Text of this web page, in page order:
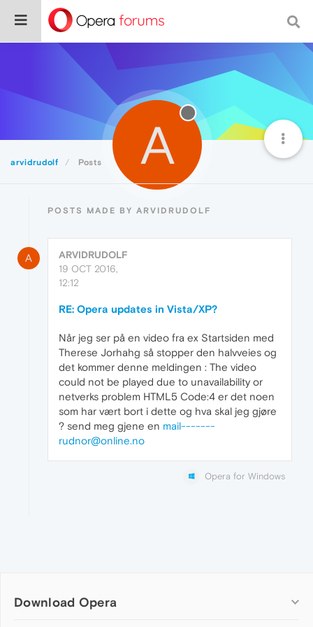
arvidrudolf Posts A
POSTS MADE BY ARVIDRUDOLF
A
ARVIDRUDOLF
19 OCT 2016,
12:12
RE: Opera updates in Vista/XP?
Når jeg ser på en video fra ex Startsiden med
Therese Jorhahg så stopper den halvveies og
det kommer denne meldingen : The video
could not be played due to unavailability or
netverks problem HTML5 Code:4 er det noen
som har vært bort i dette og hva skal jeg gjøre
? send meg gjene en mail-------
rudnor@online.no
Opera for Windows
Download Opera